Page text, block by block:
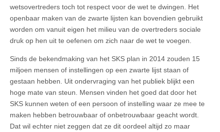
wetsovertreders toch tot respect voor de wet te dwingen. Het
openbaar maken van de zwarte lijsten kan bovendien gebruikt
worden om vanuit eigen het milieu van de overtreders sociale
druk op hen uit te oefenen om zich naar de wet te voegen.
Sinds de bekendmaking van het SKS plan in 2014 zouden 15
miljoen mensen of instellingen op een zwarte lijst staan of
gestaan hebben. Uit ondervraging van het publiek blijkt een
hoge mate van steun. Mensen vinden het goed dat door het
SKS kunnen weten of een persoon of instelling waar ze mee te
maken hebben betrouwbaar of onbetrouwbaar geacht wordt.
Dat wil echter niet zeggen dat ze dit oordeel altijd zo maar